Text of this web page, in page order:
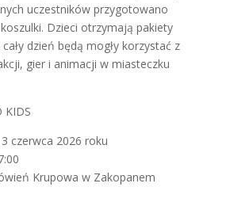
uczestników przygotowano
Dzieci otrzymają pakiety
dzień będą mogły korzystać z
gier i animacji w miasteczku
KIDS
czerwca 2026 roku
Krupowa w Zakopanem